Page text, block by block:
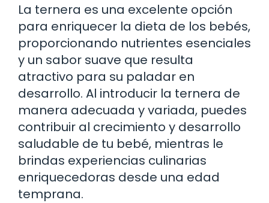
La ternera es una excelente opción
para enriquecer la dieta de los bebés,
proporcionando nutrientes esenciales
y un sabor suave que resulta
atractivo para su paladar en
desarrollo. Al introducir la ternera de
manera adecuada y variada, puedes
contribuir al crecimiento y desarrollo
saludable de tu bebé, mientras le
brindas experiencias culinarias
enriquecedoras desde una edad
temprana.